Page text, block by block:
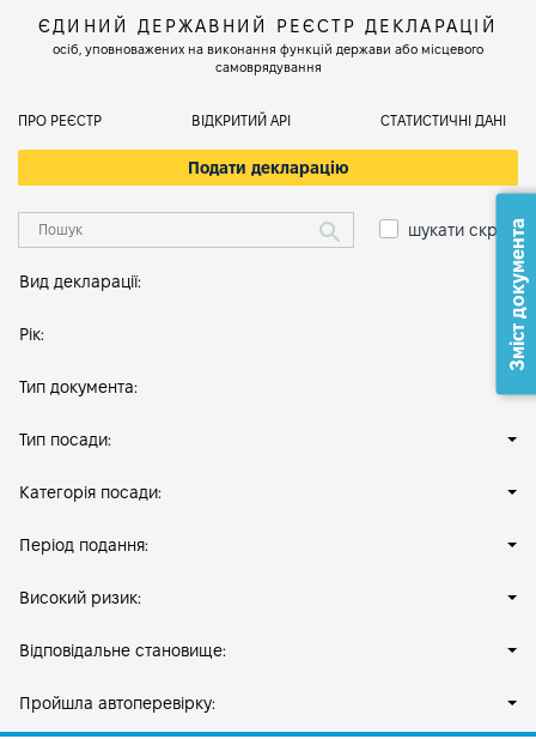
ЄДИНИЙ ДЕРЖАВНИЙ РЕЄСТР ДЕКЛАРАЦІЙ
осіб, уповноважених на виконання функцій держави або місцевого
самоврядування
ПРО РЕЄСТР ВІДКРИТИЙ АРІ СТАТИСТИЧНІ ДАНІ
Подати декларацію
шукати скрізь
Вид декларації:
Рік:
Тип документа:
Тип посади:
Категорія посади:
Період подання:
Високий ризик:
Відповідальне становище:
Пройшла автоперевірку:
Зміст документа